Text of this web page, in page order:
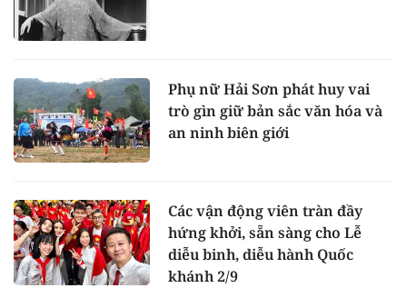
Phụ nữ Hải Sơn phát huy vai
trò gìn giữ bản sắc văn hóa và
an ninh biên giới
Các vận động viên tràn đầy
hứng khởi, sẵn sàng cho Lễ
diễu binh, diễu hành Quốc
khánh 2/9